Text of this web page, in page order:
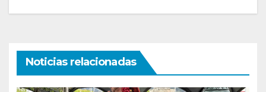
Noticias relacionadas